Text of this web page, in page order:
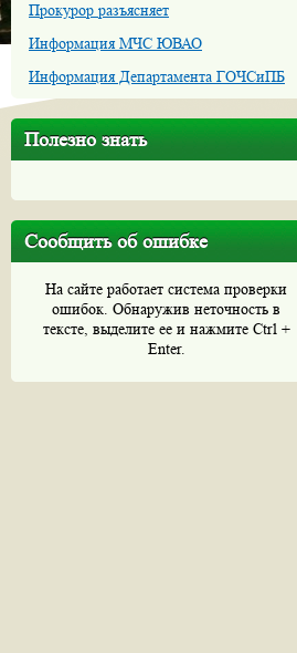
Прокурор разъясняет
Информация МЧС ЮВАО
Информация Департамента ГОЧСиПБ
Полезно знать
Сообщить об ошибке
На сайте работает система проверки
ошибок. Обнаружив неточность в
тексте, выделите ее и нажмите Ctrl +
Enter.